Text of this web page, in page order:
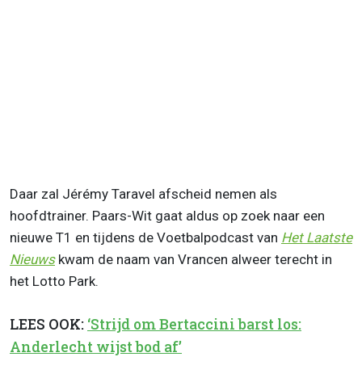
Daar zal Jérémy Taravel afscheid nemen als
hoofdtrainer. Paars-Wit gaat aldus op zoek naar een
nieuwe T1 en tijdens de Voetbalpodcast van Het Laatste
Nieuwskwam de naam van Vrancen alweer terecht in
het Lotto Park.
LEES OOK: ‘Strijd om Bertaccini barst los:
Anderlecht wijst bod af’